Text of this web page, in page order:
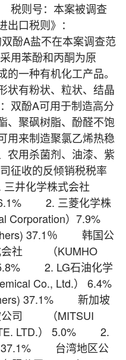
则号：本案被调查
口税则》：
酚A盐不在本案调查范
苯酚和丙酮为原
一种有机化工产品。
状有粉状、粒状、结晶
酚A可用于制造高分
、聚砜树脂、酚醛不饱
用来制造聚氯乙烯热稳
农用杀菌剂、油漆、紫
收的反倾销税税率
化学株式会社
6.1% 2. 三菱化学株
Corporation）7.9%
37.1％ 韩国公
会社 （KUMHO
5.8% 2. LG石油化学
Co., Ltd.） 6.4%
37.1% 新加坡
公司 （MITSUI
LTD.） 5.0% 2.
37.1% 台湾地区公